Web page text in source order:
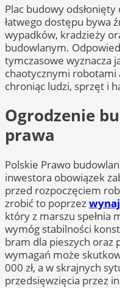
Plac budowy
łatwego dostępu bywa
wypadków, kradzieży
budowlanym.
tymczasowe wyznacza
chaotycznymi
chroniąc ludzi, sprzęt i
Ogrodzenie
prawa
Polskie Prawo
inwestora obowiązek
przed rozpoczęciem
zrobić to poprzez
który z marszu spełnia
wymóg stabilności
bram dla pieszych oraz
wymagań może
000 zł, a w skrajnych
przedsięwzięcia przez